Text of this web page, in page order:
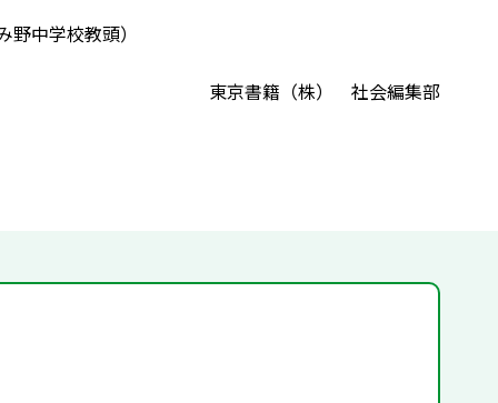
中学校教頭）
東京書籍（株） 社会編集部